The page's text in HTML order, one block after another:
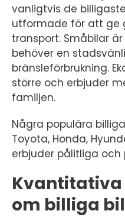
vanligtvis de
utformade för att ge
transport. Småbilar
behöver en
bränsleförbrukning.
större och erbjuder
familjen.
Några populära
Toyota, Honda,
erbjuder pålitliga
om billiga